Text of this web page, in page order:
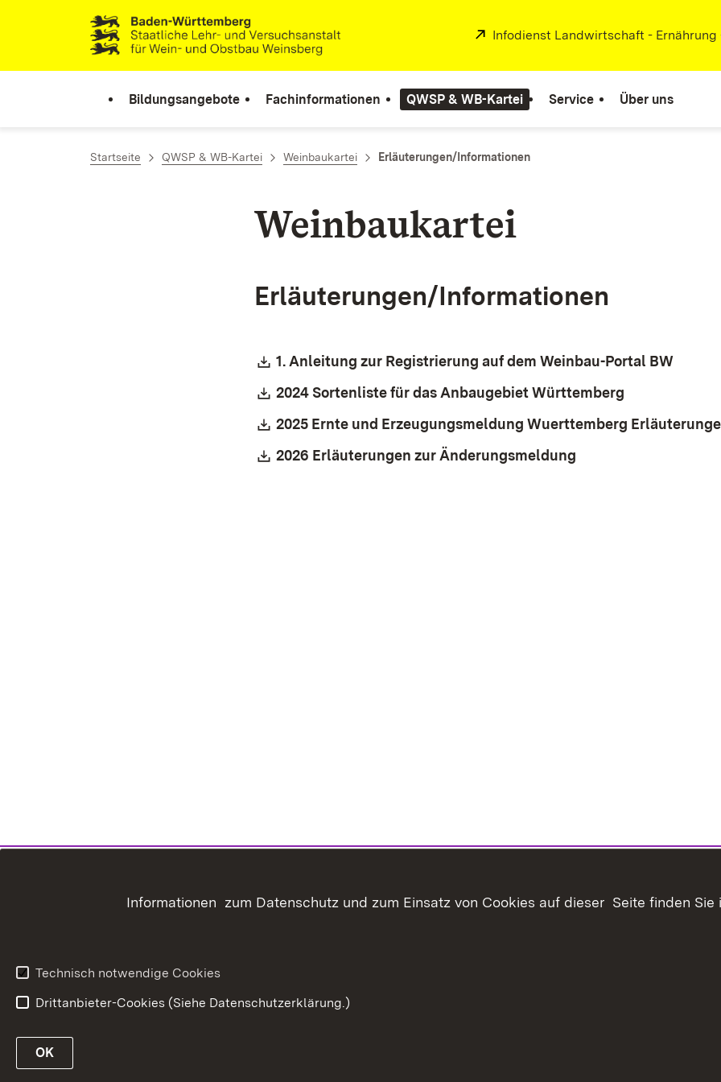
Zum Inhalt springen
Link zur Startseite
Extern:
Infodienst Landwirtschaft - Ernährung
Bildungsangebote Fachinformationen QWSP & WB-Kartei Service Über uns
Startseite QWSP & WB-Kartei Weinbaukartei Erläuterungen/Informationen
Weinbaukartei
Erläuterungen/Informationen
Download:
1. Anleitung zur Registrierung auf dem Weinbau-Portal BW
Download:
2024 Sortenliste für das Anbaugebiet Württemberg (Öffnet in
Download:
2025 Ernte und Erzeugungsmeldung Wuerttemberg
Download:
2026 Erläuterungen zur Änderungsmeldung
Informationen zum Datenschutz und zum Einsatz von Cookies auf dieser Seite finden Sie
Technisch notwendige Cookies
Drittanbieter-Cookies (Siehe Datenschutzerklärung.)
OK